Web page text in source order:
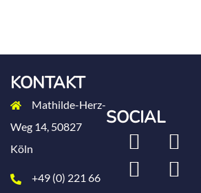
KONTAKT
Mathilde-Herz-
Weg 14, 50827
Köln
+49 (0) 221 66
SOCIAL
LinkedIn
Instagram